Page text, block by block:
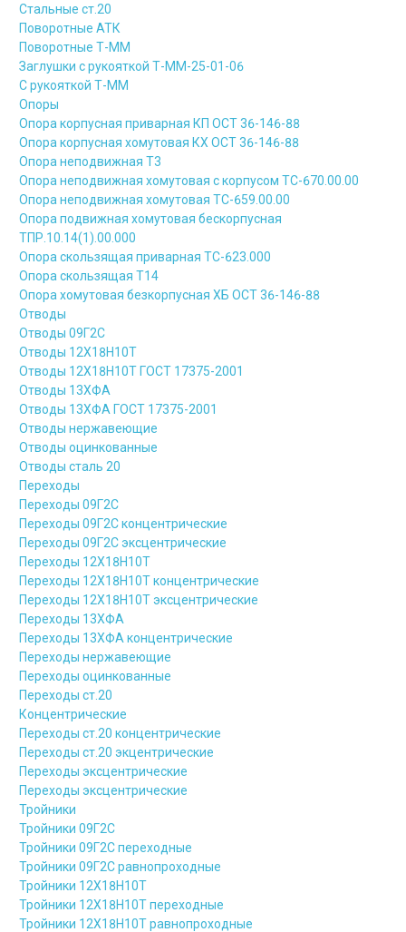
Стальные ст.20
Поворотные АТК
Поворотные Т-ММ
Заглушки с рукояткой Т-ММ-25-01-06
С рукояткой Т-ММ
Опоры
Опора корпусная приварная КП ОСТ 36-146-88
Опора корпусная хомутовая КХ ОСТ 36-146-88
Опора неподвижная Т3
Опора неподвижная хомутовая с корпусом ТС-670.00.00
Опора неподвижная хомутовая ТС-659.00.00
Опора подвижная хомутовая бескорпусная
ТПР.10.14(1).00.000
Опора скользящая приварная ТС-623.000
Опора скользящая Т14
Опора хомутовая безкорпусная ХБ ОСТ 36-146-88
Отводы
Отводы 09Г2С
Отводы 12Х18Н10Т
Отводы 12Х18Н10Т ГОСТ 17375-2001
Отводы 13ХФА
Отводы 13ХФА ГОСТ 17375-2001
Отводы нержавеющие
Отводы оцинкованные
Отводы сталь 20
Переходы
Переходы 09Г2С
Переходы 09Г2С концентрические
Переходы 09Г2С эксцентрические
Переходы 12Х18Н10Т
Переходы 12Х18Н10Т концентрические
Переходы 12Х18Н10Т эксцентрические
Переходы 13ХФА
Переходы 13ХФА концентрические
Переходы нержавеющие
Переходы оцинкованные
Переходы ст.20
Концентрические
Переходы ст.20 концентрические
Переходы ст.20 экцентрические
Переходы эксцентрические
Переходы эксцентрические
Тройники
Тройники 09Г2С
Тройники 09Г2С переходные
Тройники 09Г2С равнопроходные
Тройники 12Х18Н10Т
Тройники 12Х18Н10Т переходные
Тройники 12Х18Н10Т равнопроходные